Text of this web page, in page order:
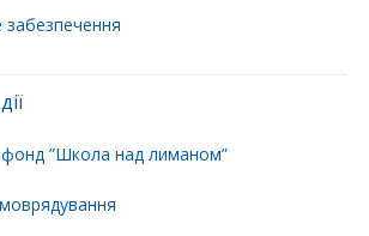
забезпечення
фонд ”Школа над лиманом”